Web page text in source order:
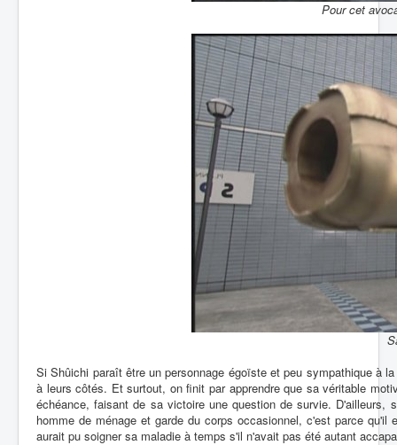
Pour cet
Si Shûichi paraît être un personnage égoïste et peu sympathique à
à leurs côtés. Et surtout, on finit par apprendre que sa véritable
échéance, faisant de sa victoire une question de survie.
homme de ménage et garde du corps occasionnel, c'est parce
aurait pu soigner sa maladie à temps s'il n'avait pas été autant